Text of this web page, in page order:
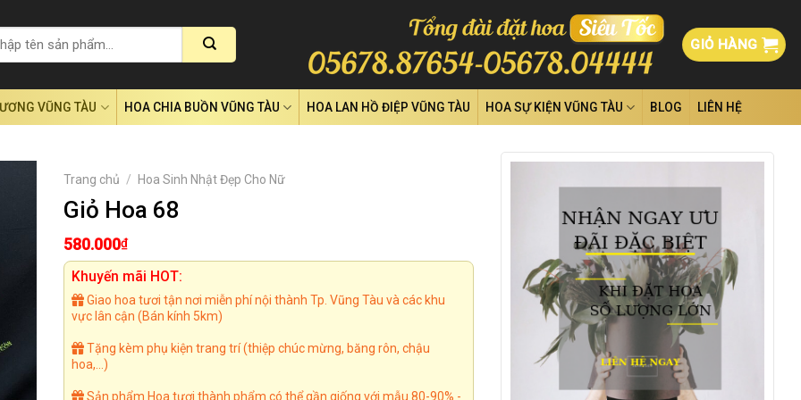
GIỎ HÀNG
VŨNG TÀU HOA CHIA BUỒN VŨNG TÀU HOA LAN HỒ ĐIỆP VŨNG TÀU HOA SỰ KIỆN VŨNG TÀU BLOG LIÊN HỆ
Trang chủ / Hoa Sinh Nhật Đẹp Cho Nữ
Giỏ Hoa 68
580.000₫
Khuyến mãi HOT:
Giao hoa tươi tận nơi miễn phí nội thành Tp. Vũng Tàu và các khu
vực lân cận (Bán kính 5km)
Tặng kèm phụ kiện trang trí (thiệp chúc mừng, băng rôn, chậu
hoa,...)
Sản phẩm Hoa tươi thành phẩm có thể gần giống với mẫu 80-90% -